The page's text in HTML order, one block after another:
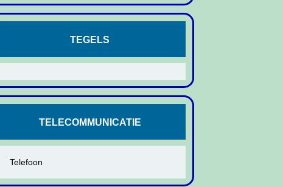
TEGELS
TELECOMMUNICATIE
Telefoon